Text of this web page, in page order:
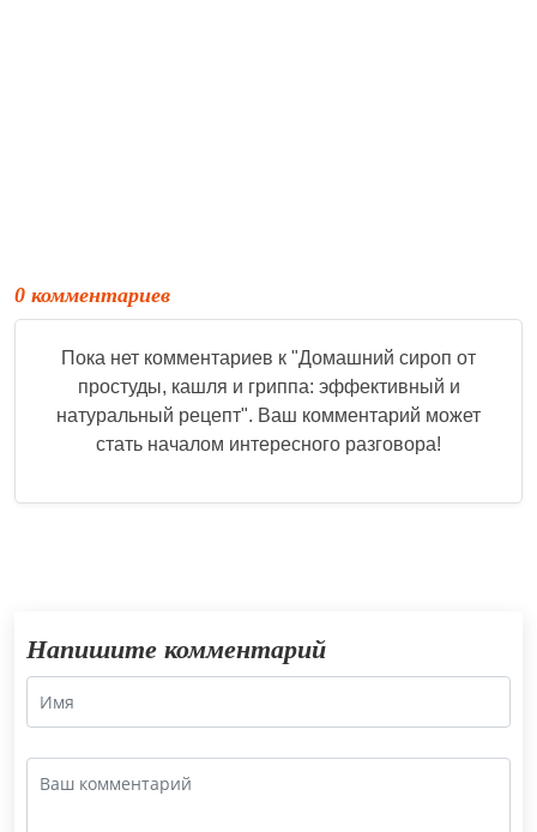
0 комментариев
Пока нет комментариев к "Домашний сироп от
простуды, кашля и гриппа: эффективный и
натуральный рецепт". Ваш комментарий может
стать началом интересного разговора!
Напишите комментарий